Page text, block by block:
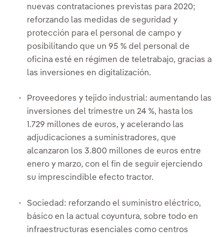
nuevas contrataciones previstas para 2020;
reforzando las medidas de seguridad y
protección para el personal de campo y
posibilitando que un 95 % del personal de
oficina esté en régimen de teletrabajo, gracias a
las inversiones en digitalización.
Proveedores y tejido industrial: aumentando las
inversiones del trimestre un 24 %, hasta los
1.729 millones de euros, y acelerando las
adjudicaciones a suministradores, que
alcanzaron los 3.800 millones de euros entre
enero y marzo, con el fin de seguir ejerciendo
su imprescindible efecto tractor.
Sociedad: reforzando el suministro eléctrico,
básico en la actual coyuntura, sobre todo en
infraestructuras esenciales como centros